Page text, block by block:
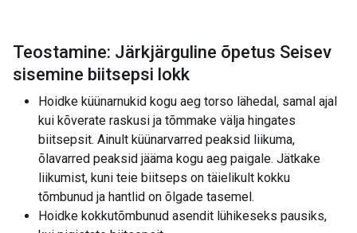
Teostamine: Järkjärguline õpetus Seisev
sisemine biitsepsi lokk
Hoidke küünarnukid kogu aeg torso lähedal, samal ajal
kui kõverate raskusi ja tõmmake välja hingates
biitsepsit. Ainult küünarvarred peaksid liikuma,
õlavarred peaksid jääma kogu aeg paigale. Jätkake
liikumist, kuni teie biitseps on täielikult kokku
tõmbunud ja hantlid on õlgade tasemel.
Hoidke kokkutõmbunud asendit lühikeseks pausiks,